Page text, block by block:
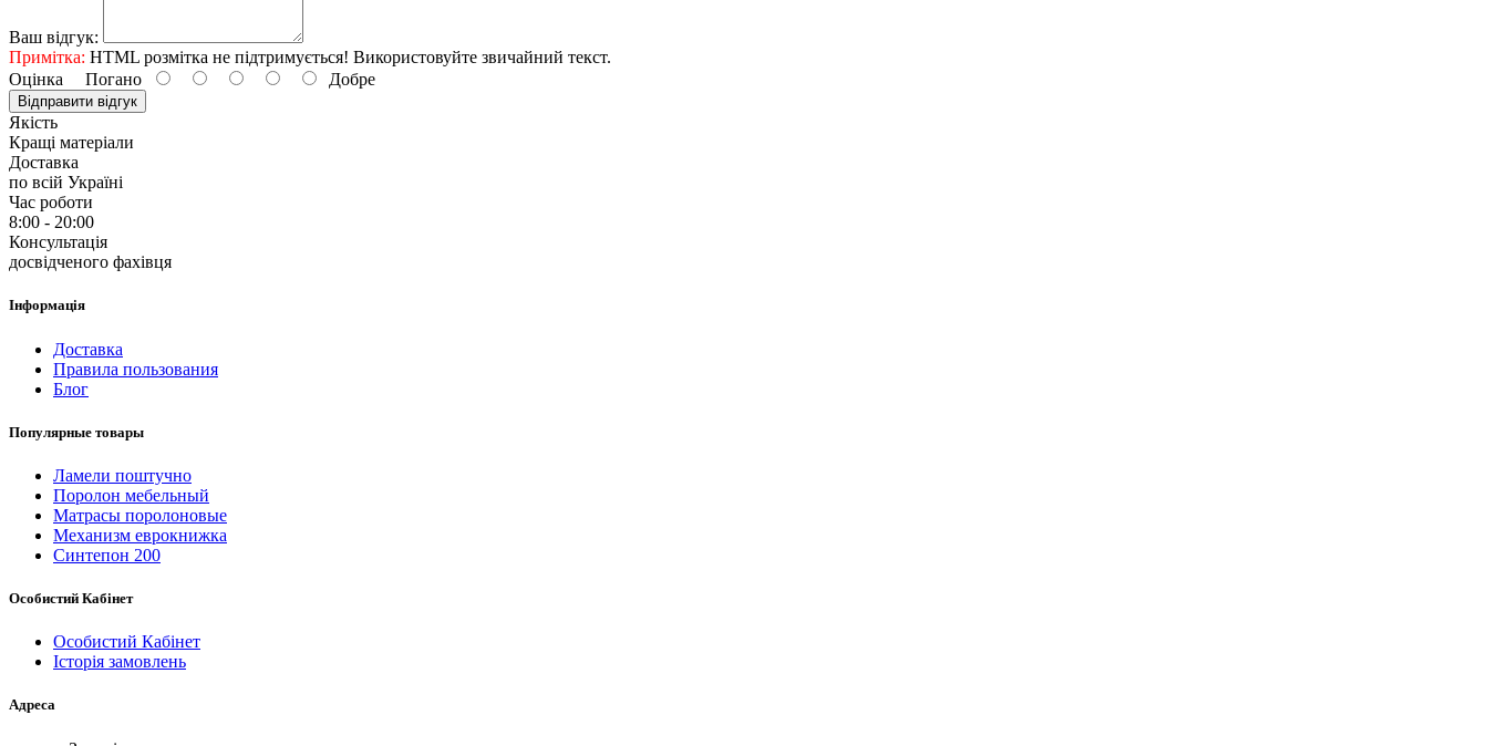
Ваш відгук:
Примітка: HTML розмітка не підтримується! Використовуйте звичайний текст.
Оцінка Погано Добре
Відправити відгук
Якість
Кращі матеріали
Доставка
по всій Україні
Час роботи
8:00 - 20:00
Консультація
досвідченого фахівця
Інформація
Доставка
Правила пользования
Блог
Популярные товары
Ламели поштучно
Поролон мебельный
Матрасы поролоновые
Механизм еврокнижка
Синтепон 200
Особистий Кабінет
Особистий Кабінет
Історія замовлень
Адреса